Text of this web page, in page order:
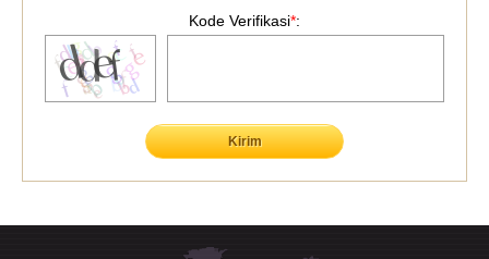
Kode Verifikasi*:
Kirim